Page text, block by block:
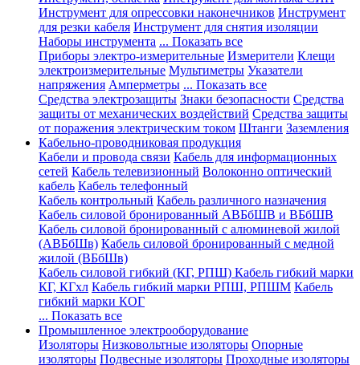
Инструмент для опрессовки наконечников Инструмент
для резки кабеля Инструмент для снятия изоляции
Наборы инструмента ... Показать все
Приборы электро-измерительные Измерители Клещи
электроизмерительные Мультиметры Указатели
напряжения Амперметры ... Показать все
Средства электрозащиты Знаки безопасности Средства
защиты от механических воздействий Средства защиты
от поражения электрическим током Штанги Заземления
Кабельно-проводниковая продукция
Кабели и провода связи Кабель для информационных
сетей Кабель телевизионный Волоконно оптический
кабель Кабель телефонный
Кабель контрольный Кабель различного назначения
Кабель силовой бронированный АВБбШВ и ВБбШВ
Кабель силовой бронированный с алюминевой жилой
(АВБбШв) Кабель силовой бронированный с медной
жилой (ВБбШв)
Кабель силовой гибкий (КГ, РПШ) Кабель гибкий марки
КГ, КГхл Кабель гибкий марки РПШ, РПШМ Кабель
гибкий марки КОГ
... Показать все
Промышленное электрооборудование
Изоляторы Низковольтные изоляторы Опорные
изоляторы Подвесные изоляторы Проходные изоляторы